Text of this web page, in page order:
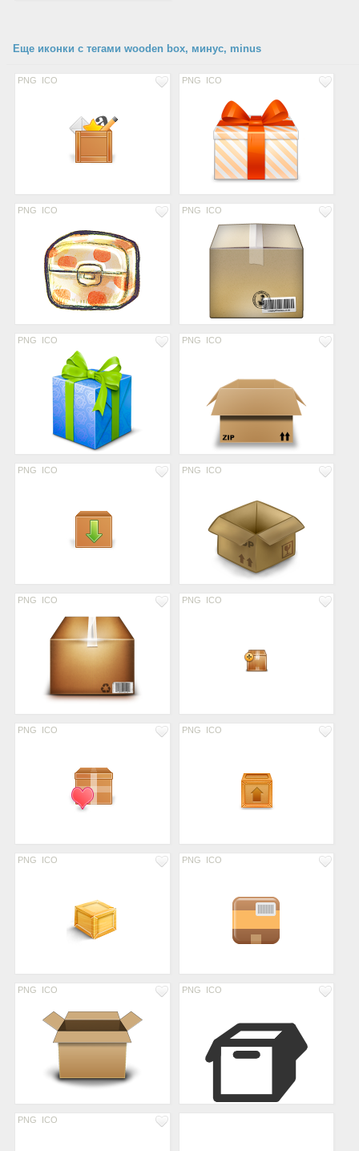
Еще иконки с тегами wooden box, минус, minus
PNG ICO PNG ICO
PNG ICO PNG ICO
PNG ICO PNG ICO
PNG ICO PNG ICO
PNG ICO PNG ICO
PNG ICO PNG ICO
PNG ICO PNG ICO
PNG ICO PNG ICO
PNG ICO